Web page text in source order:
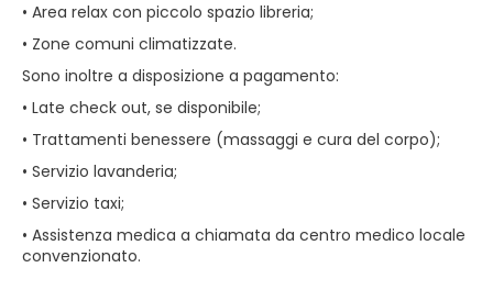
• Area relax con piccolo spazio libreria;
• Zone comuni climatizzate.
Sono inoltre a disposizione a pagamento:
• Late check out, se disponibile;
• Trattamenti benessere (massaggi e cura del corpo);
• Servizio lavanderia;
• Servizio taxi;
• Assistenza medica a chiamata da centro medico locale
convenzionato.